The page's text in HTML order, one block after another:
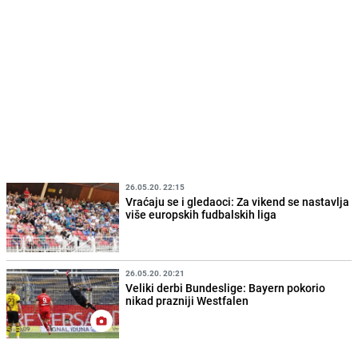
26.05.20. 22:15
Vraćaju se i gledaoci: Za vikend se nastavlja
više europskih fudbalskih liga
26.05.20. 20:21
Veliki derbi Bundeslige: Bayern pokorio
nikad prazniji Westfalen